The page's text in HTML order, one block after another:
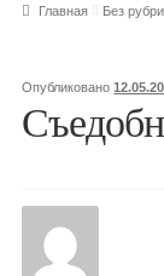
Каталог
Съедобные
Букет из
Главная Без
Опубликовано